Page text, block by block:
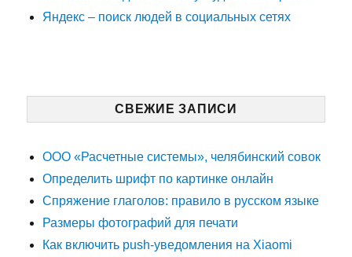
Яндекс – поиск людей в социальных сетях
СВЕЖИЕ ЗАПИСИ
ООО «Расчетные системы», челябинский совок
Определить шрифт по картинке онлайн
Спряжение глаголов: правило в русском языке
Размеры фотографий для печати
Как включить push-уведомления на Xiaomi